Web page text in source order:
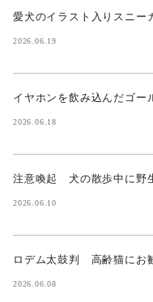
愛犬のイラスト入りスニー
2026.06.19
イヤホンを飲み込んだゴー
2026.06.18
注意喚起 犬の散歩中に野
2026.06.10
ロデム太鼓判 高齢猫にお
2026.06.08